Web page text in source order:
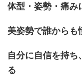
体型・姿勢・痛み
美姿勢で誰からも
自分に自信を持
る